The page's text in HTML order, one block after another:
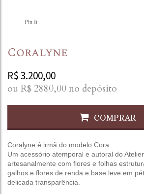
Pin It
Coralyne
R$3.200,00
ou R$ 2880,00 no depósito
COMPRAR
Coralyne é irmã do modelo Cora
Um acessório atemporal e autoral do
artesanalmente com flores e folhas
galhos e flores de renda e base leve em
delicada transparência.